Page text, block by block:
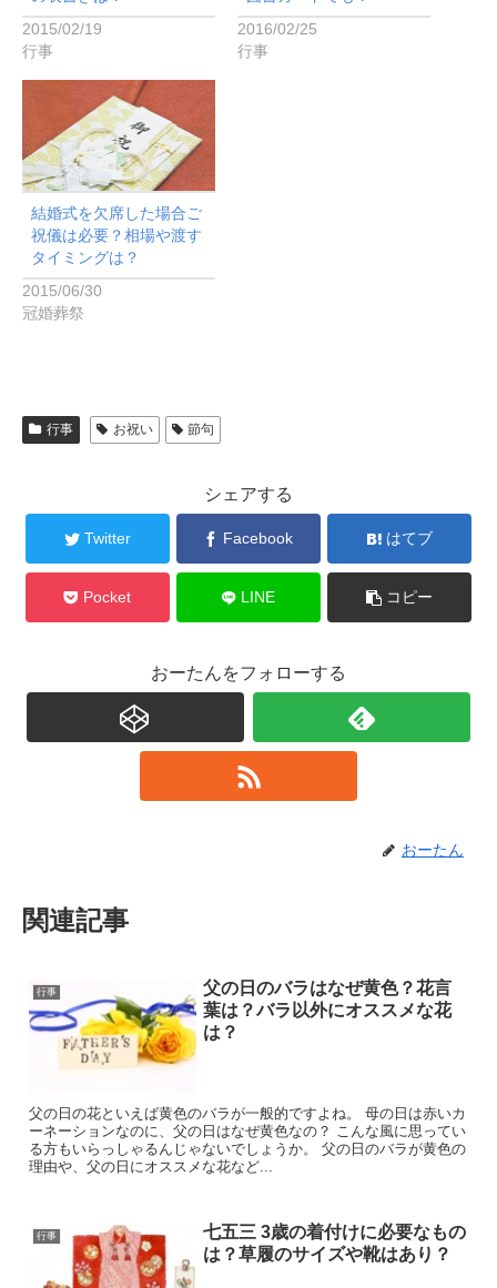
2015/02/19
行事
2016/02/25
行事
結婚式を欠席した場合ご
祝儀は必要？相場や渡す
タイミングは？
2015/06/30
冠婚葬祭
行事 お祝い 節句
シェアする
Twitter Facebook はてブ
Pocket LINE コピー
おーたんをフォローする
おーたん
関連記事
行事
父の日のバラはなぜ黄色？花言
葉は？バラ以外にオススメな花
は？
父の日の花といえば黄色のバラが一般的ですよね。 母の日は赤いカ
ーネーションなのに、父の日はなぜ黄色なの？ こんな風に思ってい
る方もいらっしゃるんじゃないでしょうか。 父の日のバラが黄色の
理由や、父の日にオススメな花など...
行事
七五三 3歳の着付けに必要なもの
は？草履のサイズや靴はあり？